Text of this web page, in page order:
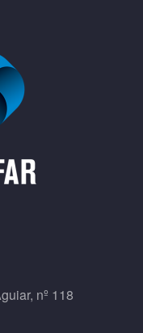
nº 118